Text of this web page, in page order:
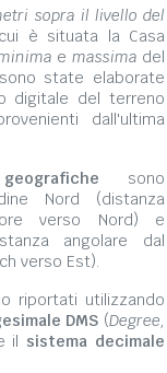
sopra il livello del
è situata la Casa
e massima del
state elaborate
digitale del terreno
dall'ultima
sono
Nord (distanza
verso Nord) e
angolare dal
verso Est).
riportati utilizzando
DMS (Degree,
il sistema decimale